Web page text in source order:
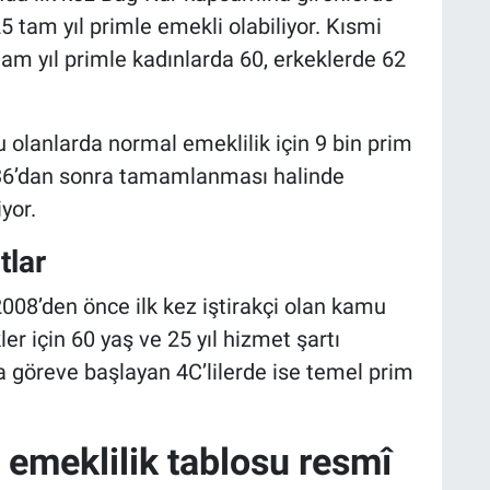
tam yıl primle emekli olabiliyor. Kısmi
yıl primle kadınlarda 60, erkeklerde 62
olanlarda normal emeklilik için 9 bin prim
sonra tamamlanması halinde
önce ilk kez iştirakçi olan kamu
için 60 yaş ve 25 yıl hizmet şartı
göreve başlayan 4C’lilerde ise temel prim
tablosu resmî